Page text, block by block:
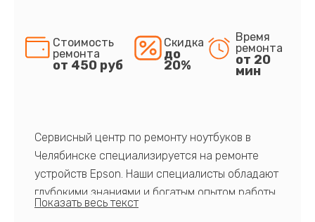
Стоимость
ремонта
от 450 руб
Скидка
до
20%
Время
ремонта
от 20
мин
Сервисный центр по ремонту ноутбуков в
Челябинске специализируется на ремонте
устройств Epson. Наши специалисты обладают
глубокими знаниями и богатым опытом работы
с оборудованием данного производителя.